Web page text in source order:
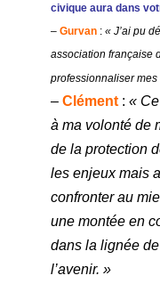
civique aura dans
– Gurvan : « J’ai pu
association française
professionnaliser mes
– Clément: «
à ma volonté de
de la protection
les enjeux mais
confronter au
une montée en
dans la lignée
l’avenir. »